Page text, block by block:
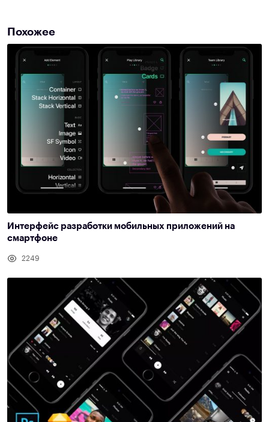
Похожее
Интерфейс разработки мобильных приложений на
смартфоне
2249